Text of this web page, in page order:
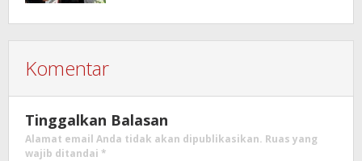
Komentar
Tinggalkan Balasan
Alamat email Anda tidak akan dipublikasikan. Ruas yang
wajib ditandai *